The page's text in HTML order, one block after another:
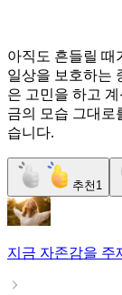
아직도 흔들릴 때
일상을 보호하는
은 고민을 하고
금의 모습 그대로
습니다.
추천 1
지금 자존감을 주